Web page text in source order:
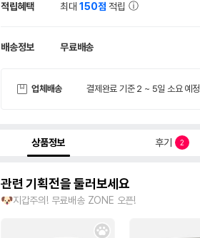
적립혜택 최대150점 적립
배송정보 무료배송
업체배송 결제완료 기준 2 ~ 5일 소요 예정
상품정보 후기 2
관련 기획전을 둘러보세요
🐶지갑주의! 무료배송 ZONE 오픈!